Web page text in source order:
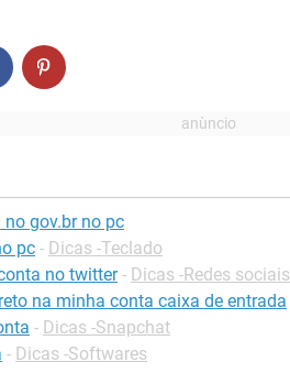
gov.br no pc
pc - Dicas -Teclado
no twitter - Dicas -Redes sociais
na minha conta caixa de entrada
- Dicas -Snapchat
- Dicas -Softwares